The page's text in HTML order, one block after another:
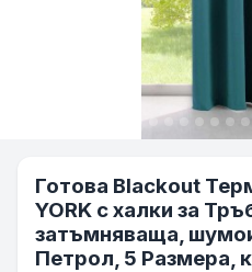
Готова Blackout
YORK с халки за
затъмняваща,
Петрол, 5 Размера,